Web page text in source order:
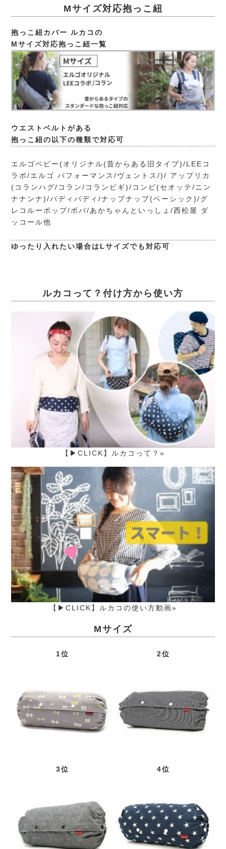
Mサイズ対応抱っこ紐
抱っこ紐カバー ルカコの
Mサイズ対応抱っこ紐一覧
ウエストベルトがある
抱っこ紐の以下の種類で対応可
エルゴベビー(オリジナル(昔からある旧タイプ)/LEEコ
ラボ/エルゴ パフォーマンス/ヴェントス/)/ アップリカ
(コランハグ/コラン/コランビギ)/コンビ(セオッテ/ニン
ナナンナ)/バディバディ/ナップナップ(ベーシック)/グ
レコルーポップ/ボバ/あかちゃんといっしょ/西松屋 ダ
ッコール他
ゆったり入れたい場合はLサイズでも対応可
ルカコって？付け方から使い方
【▶CLICK】ルカコって？»
【▶CLICK】ルカコの使い方動画»
Mサイズ
1位 2位
3位 4位